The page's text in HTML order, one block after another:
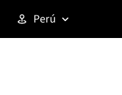
Perú